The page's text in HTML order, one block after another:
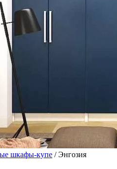
шкафы-купе / Энгозия